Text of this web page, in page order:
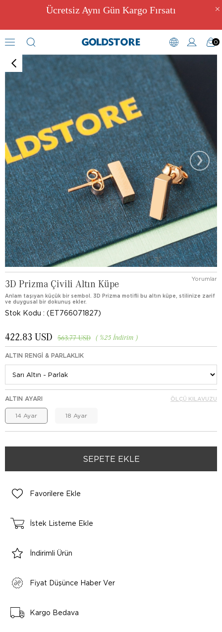
Ücretsiz Aynı Gün Kargo Fırsatı
0
›
3D Prizma Çivili Altın Küpe Yorumlar
Anlam taşıyan küçük bir sembol. 3D Prizma motifli bu altın küpe, stilinize zarif
ve duygusal bir dokunuş ekler.
Stok Kodu (ET766071827)
%25 İndirim
563.77 USD
422.83 USD
ALTIN RENGI & PARLAKLIK
ALTIN AYARI
14 Ayar 18 Ayar
ÖLÇÜ KILAVUZU
Favorilere Ekle
İstek Listeme Ekle
İndirimli Ürün
Fiyat Düşünce Haber Ver
Kargo Bedava